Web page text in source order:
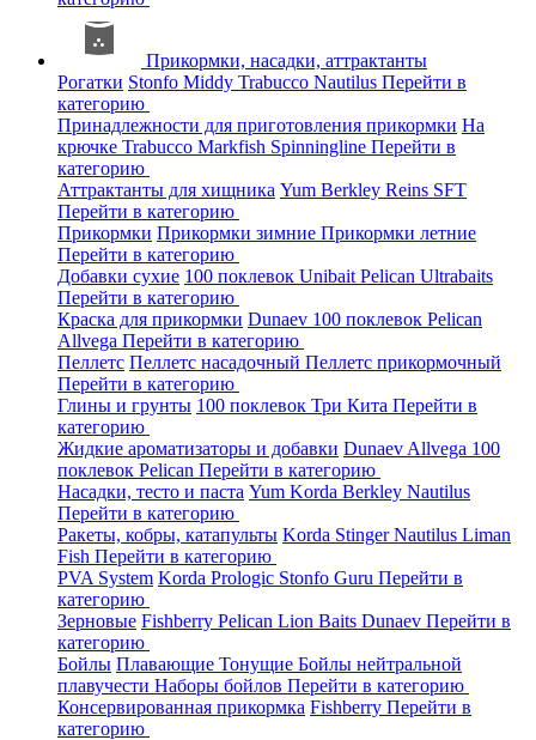
Прикормки, насадки, аттрактанты
Рогатки Stonfo Middy Trabucco Nautilus Перейти в
категорию
Принадлежности для приготовления прикормки На
крючке Trabucco Markfish Spinningline Перейти в
категорию
Аттрактанты для хищника Yum Berkley Reins SFT
Перейти в категорию
Прикормки Прикормки зимние Прикормки летние
Перейти в категорию
Добавки сухие 100 поклевок Unibait Pelican Ultrabaits
Перейти в категорию
Краска для прикормки Dunaev 100 поклевок Pelican
Allvega Перейти в категорию
Пеллетс Пеллетс насадочный Пеллетс прикормочный
Перейти в категорию
Глины и грунты 100 поклевок Три Кита Перейти в
категорию
Жидкие ароматизаторы и добавки Dunaev Allvega 100
поклевок Pelican Перейти в категорию
Насадки, тесто и паста Yum Korda Berkley Nautilus
Перейти в категорию
Ракеты, кобры, катапульты Korda StingerNautilus Liman
Fish Перейти в категорию
PVA System Korda Prologic Stonfo Guru Перейти в
категорию
Зерновые Fishberry Pelican Lion Baits Dunaev Перейти в
категорию
Бойлы Плавающие Тонущие Бойлы нейтральной
плавучести Наборы бойлов Перейти в категорию
Консервированная прикормка Fishberry Перейти в
категорию